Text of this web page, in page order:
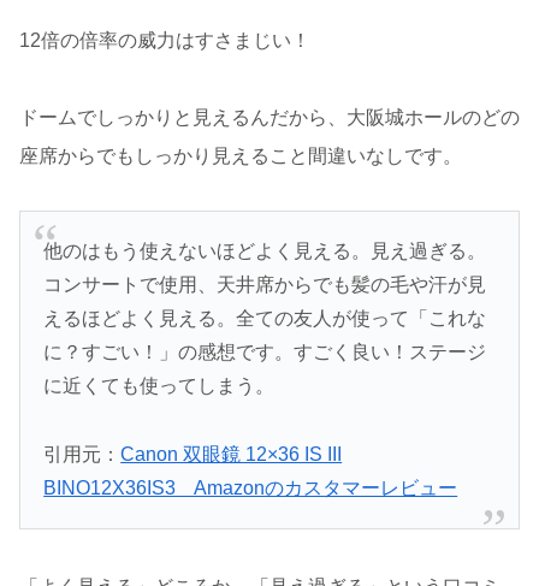
12倍の倍率の威力はすさまじい！
ドームでしっかりと見えるんだから、大阪城ホールのどの
座席からでもしっかり見えること間違いなしです。
他のはもう使えないほどよく見える。見え過ぎる。
コンサートで使用、天井席からでも髪の毛や汗が見
えるほどよく見える。全ての友人が使って「これな
に？すごい！」の感想です。すごく良い！ステージ
に近くても使ってしまう。
引用元：Canon 双眼鏡 12×36 IS III
BINO12X36IS3 Amazonのカスタマーレビュー